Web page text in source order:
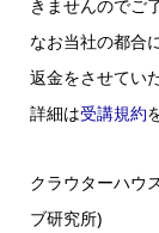
きませんのでご
なお当社の都合
返金をさせてい
詳細は受講規約
クラウターハウ
ブ研究所)